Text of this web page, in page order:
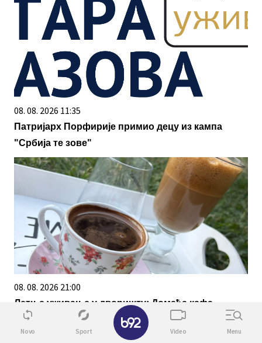
08. 08. 2026 11:35
Патријарх Порфирије примио децу из кампа
"Србија те зове"
08. 08. 2026 21:00
Летње уживање у дворишту: Домаћа кафа,
хладан нес или кафа са млеком – шта ви бирате?
Novo Sport Video Menu
✕